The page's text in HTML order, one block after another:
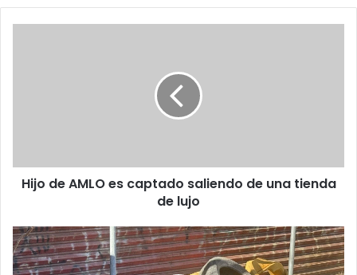
tienda
deHijo de AMLO es captado saliendo de una tienda
de lujo
Encuentran
cuerpo
con